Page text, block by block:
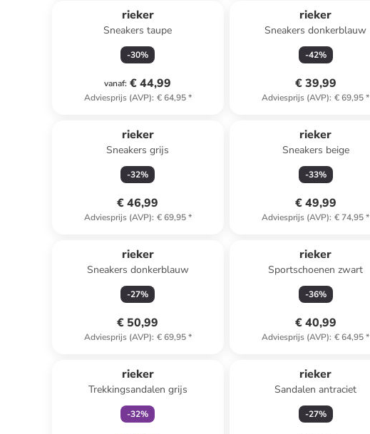
rieker
Sneakers taupe
-30%
vanaf: € 44,99
Adviesprijs (AVP): € 64,95*
rieker
Sneakers donkerblauw
-42%
€ 39,99
Adviesprijs (AVP): € 69,95*
rieker
Sneakers grijs
-32%
€ 46,99
Adviesprijs (AVP): € 69,95*
rieker
Sneakers beige
-33%
€ 49,99
Adviesprijs (AVP): € 74,95*
rieker
Sneakers donkerblauw
-27%
€ 50,99
Adviesprijs (AVP): € 69,95*
rieker
Sportschoenen zwart
-36%
€ 40,99
Adviesprijs (AVP): € 64,95*
rieker
Trekkingsandalen grijs
-32%
rieker
Sandalen antraciet
-27%